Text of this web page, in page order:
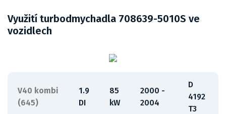
Využití turbodmychadla 708639-5010S ve
vozidlech
V40 kombi
(645)
1.9
DI
85
kW
2000 -
2004
D
4192
T3